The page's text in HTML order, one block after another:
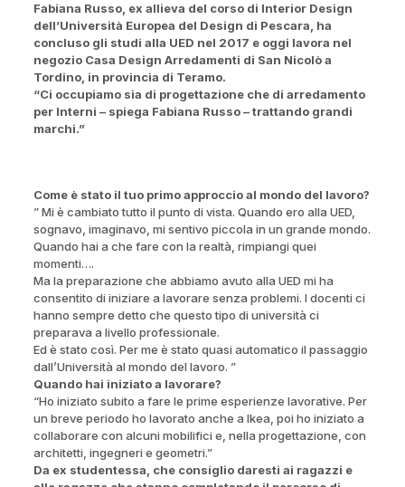
Fabiana Russo, ex allieva del corso di Interior Design
dell’Università Europea del Design di Pescara, ha
concluso gli studi alla UED nel 2017 e oggi lavora nel
negozio Casa Design Arredamenti di San Nicolò a
Tordino, in provincia di Teramo.
“Ci occupiamo sia di progettazione che di arredamento
per Interni – spiega Fabiana Russo – trattando grandi
marchi.”
Come è stato il tuo primo approccio al mondo del lavoro?
” Mi è cambiato tutto il punto di vista. Quando ero alla UED,
sognavo, imaginavo, mi sentivo piccola in un grande mondo.
Quando hai a che fare con la realtà, rimpiangi quei
momenti….
Ma la preparazione che abbiamo avuto alla UED mi ha
consentito di iniziare a lavorare senza problemi. I docenti ci
hanno sempre detto che questo tipo di università ci
preparava a livello professionale.
Ed è stato così. Per me è stato quasi automatico il passaggio
dall’Università al mondo del lavoro. ”
Quando hai iniziato a lavorare?
“Ho iniziato subito a fare le prime esperienze lavorative. Per
un breve periodo ho lavorato anche a Ikea, poi ho iniziato a
collaborare con alcuni mobilifici e, nella progettazione, con
architetti, ingegneri e geometri.”
Da ex studentessa, che consiglio daresti ai ragazzi e